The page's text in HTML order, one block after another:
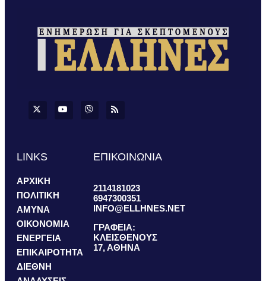
LINKS
ΑΡΧΙΚΗ
ΠΟΛΙΤΙΚΗ
ΑΜΥΝΑ
ΟΙΚΟΝΟΜΙΑ
ΕΝΕΡΓΕΙΑ
ΕΠΙΚΑΙΡΟΤΗΤΑ
ΔΙΕΘΝΗ
ΕΠΙΚΟΙΝΩΝΙΑ
2114181023
6947300351
INFO@ELLHNES.NET
ΓΡΑΦΕΙΑ:
ΚΛΕΙΣΘΕΝΟΥΣ
17, ΑΘΗΝΑ